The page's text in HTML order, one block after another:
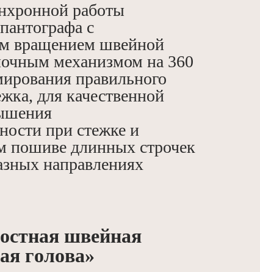
работы
с
вращением швейной
механизмом на 360
правильного
для качественной
при стежке и
пошиве длинных строчек
направлениях
швeйнaя
гoлoва»